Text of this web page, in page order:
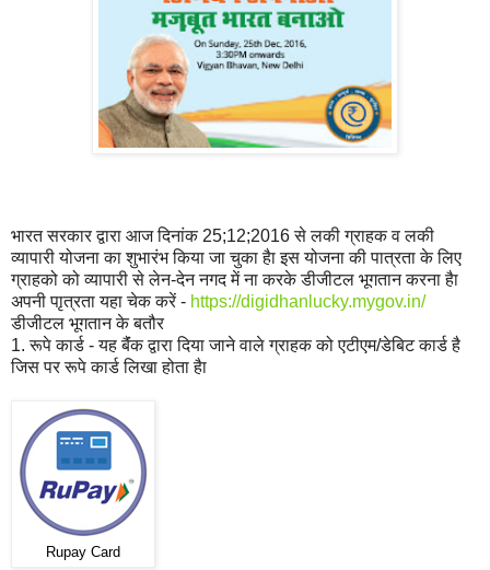
भारत सरकार द्वारा आज दिनांक 25;12;2016 से लकी ग्राहक व लकी
व्‍यापारी योजना का शुभारंभ किया जा चुका हैा इस योजना की पात्रता के लिए
ग्राहको को व्‍यापारी से लेन-देन नगद में ना करके डीजीटल भूगतान करना हैा
अपनी पाृत्रता यहा चेक करें - https://digidhanlucky.mygov.in/
डीजीटल भूगतान के बतौर
1. रूपे कार्ड - यह बैंंक द्वारा दिया जाने वाले ग्राहक को एटीएम/डेबिट कार्ड है
जिस पर रूपे कार्ड लिखा होता हैा
Rupay Card